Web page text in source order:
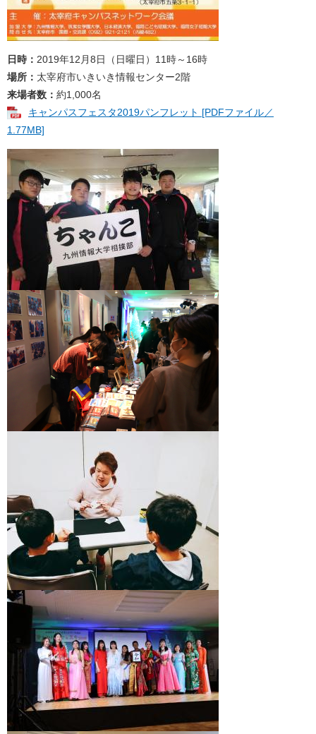
日時： 2019年12月8日（日曜日）11時～16時
場所： 太宰府市いきいき情報センター2階
来場者数： 約1,000名
キャンパスフェスタ2019パンフレット [PDFファイル／
1.77MB]